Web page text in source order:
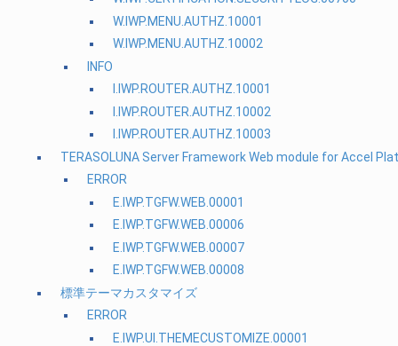
W.IWP.MENU.AUTHZ.10001
W.IWP.MENU.AUTHZ.10002
INFO
I.IWP.ROUTER.AUTHZ.10001
I.IWP.ROUTER.AUTHZ.10002
I.IWP.ROUTER.AUTHZ.10003
TERASOLUNA Server Framework Web module for Accel
ERROR
E.IWP.TGFW.WEB.00001
E.IWP.TGFW.WEB.00006
E.IWP.TGFW.WEB.00007
E.IWP.TGFW.WEB.00008
標準テーマカスタマイズ
ERROR
E.IWP.UI.THEMECUSTOMIZE.00001